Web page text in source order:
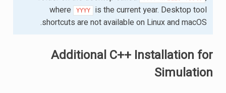
where
YYYY
is the current year. Desktop tool
shortcuts are not available on Linux and macOS.
Additional C++ Installation for
Simulation